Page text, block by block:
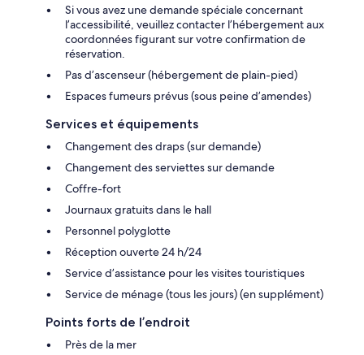
Si vous avez une demande spéciale concernant
l’accessibilité, veuillez contacter l’hébergement aux
coordonnées figurant sur votre confirmation de
réservation.
Pas d’ascenseur (hébergement de plain-pied)
Espaces fumeurs prévus (sous peine d’amendes)
Services et équipements
Changement des draps (sur demande)
Changement des serviettes sur demande
Coffre-fort
Journaux gratuits dans le hall
Personnel polyglotte
Réception ouverte 24 h/24
Service d’assistance pour les visites touristiques
Service de ménage (tous les jours) (en supplément)
Points forts de l’endroit
Près de la mer